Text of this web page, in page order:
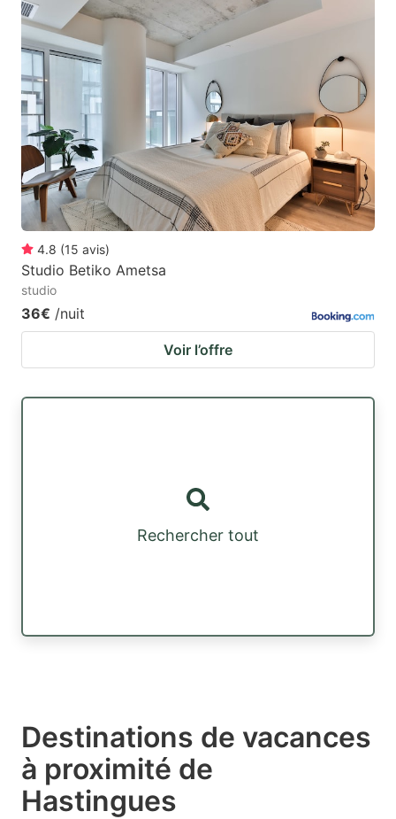
4.8 (15 avis)
Studio Betiko Ametsa
studio
36€ /nuit
Voir l’offre
Rechercher tout
Destinations de vacances
à proximité de
Hastingues